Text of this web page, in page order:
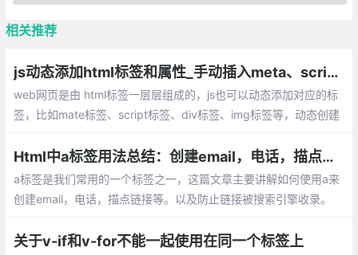
相关推荐
js动态添加html标签和属性_手动插入meta、script、div、img等标签
web网页是由 html标签一层层组成的，js也可以动态添加对应的标
签，比如mate标签、script标签、div标签、img标签等，动态创建
Html中a标签用法总结：创建email，电话，描点链接等。以及防止链接被搜索引擎收录
a标签是我们常用的一个标签之一，这篇文章主要讲解如何使用a来
创建email，电话，描点链接等。以及防止链接被搜索引擎收录。
关于v-if和v-for不能一起使用在同一个标签上